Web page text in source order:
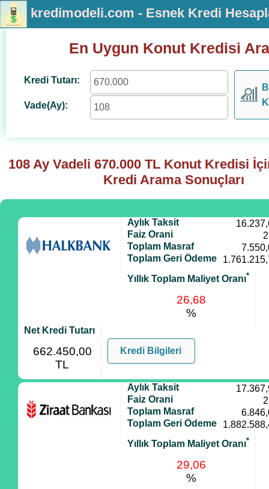
kredimodeli.com - Esnek Kredi
En Uygun Konut Kredisi
Kredi Tutarı:
Vade(Ay):
108 Ay Vadeli670.000 TL Konut Kredisi
Kredi Arama Sonuçları
Aylık Taksit
Faiz Orani
Toplam Masraf
Toplam Geri Ödeme
Yıllık Toplam Maliyet Oranı*
26,68
%
Net Kredi Tutarı
662.450,00
TL
Kredi Bilgileri
Aylık Taksit
Faiz Orani
Toplam Masraf
Toplam Geri Ödeme
Yıllık Toplam Maliyet Oranı*
29,06
%